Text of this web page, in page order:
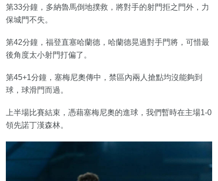
第33分鐘，多納魯馬倒地撲救，將對手的射門拒之門外，力
保城門不失。
第42分鐘，福登直塞哈蘭德，哈蘭德晃過對手門將，可惜最
後角度太小射門打偏了。
第45+1分鐘，塞梅尼奧傳中，禁區內兩人搶點均沒能夠到
球，球滑門而過。
上半場比賽結束，憑藉塞梅尼奧的進球，我們暫時在主場1-0
領先諾丁漢森林。